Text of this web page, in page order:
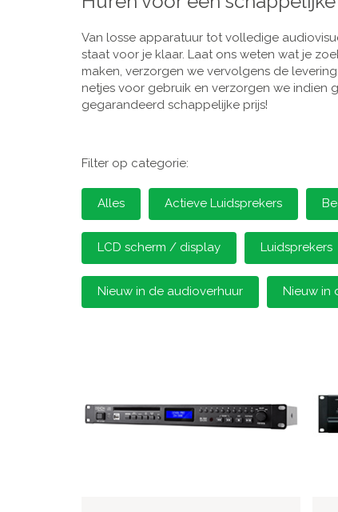
Van losse apparatuur tot volledige
staat voor je klaar. Laat ons weten wat je
maken, verzorgen we vervolgens de
netjes voor gebruik en verzorgen we indien
gegarandeerd schappelijke prijs!
Filter op categorie:
Alles Actieve Luidsprekers
LCD scherm / display Luidsprekers
Nieuw in de audioverhuur Nieuw in